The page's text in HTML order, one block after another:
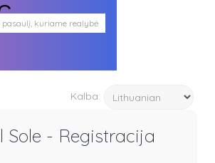
kuriame realybė
mistika. Pasaulį, kuris
būstinė
Kalba:
Sole - Registracija